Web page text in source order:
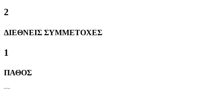
2
ΔΙΕΘΝΕΙΣ ΣΥΜΜΕΤΟΧΕΣ
1
ΠΑΘΟΣ